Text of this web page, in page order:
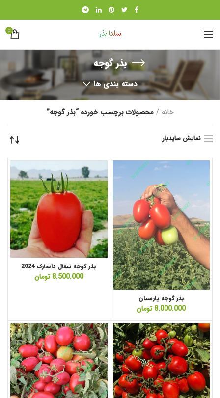
0
بذر گوجه
دسته بندی ها
خانه محصولات برچسب خورده “بذر گوجه”
نمایش سایدبار
بذر گوجه پارسیان
8.000.000 تومان
بذر گوجه تیفال دانمارک 2024
8.500.000 تومان